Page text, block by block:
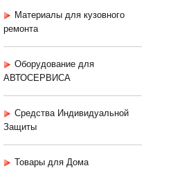
Материалы для кузовного
ремонта
Оборудование для
АВТОСЕРВИСА
Средства Индивидуальной
Защиты
Товары для Дома